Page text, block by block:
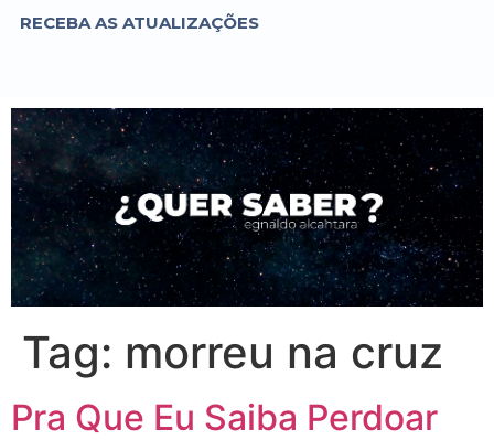
RECEBA AS ATUALIZAÇÕES
Tag: morreu na cruz
Pra Que Eu Saiba Perdoar